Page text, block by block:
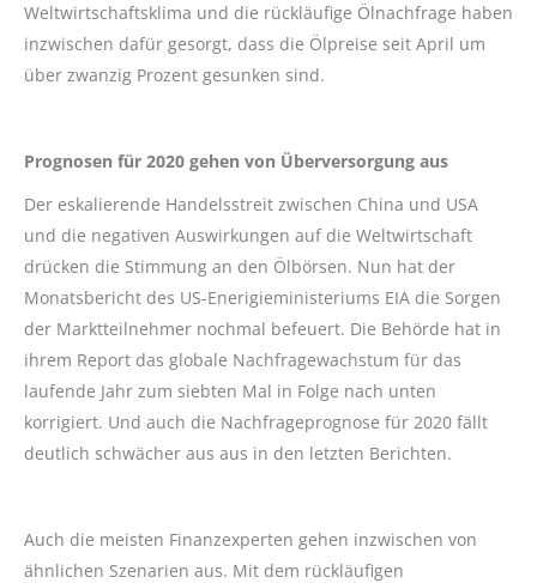
Weltwirtschaftsklima und die rückläufige Ölnachfrage haben
inzwischen dafür gesorgt, dass die Ölpreise seit April um
über zwanzig Prozent gesunken sind.
Prognosen für 2020 gehen von Überversorgung aus
Der eskalierende Handelsstreit zwischen China und USA
und die negativen Auswirkungen auf die Weltwirtschaft
drücken die Stimmung an den Ölbörsen. Nun hat der
Monatsbericht des US-Enerigieministeriums EIA die Sorgen
der Marktteilnehmer nochmal befeuert. Die Behörde hat in
ihrem Report das globale Nachfragewachstum für das
laufende Jahr zum siebten Mal in Folge nach unten
korrigiert. Und auch die Nachfrageprognose für 2020 fällt
deutlich schwächer aus aus in den letzten Berichten.
Auch die meisten Finanzexperten gehen inzwischen von
ähnlichen Szenarien aus. Mit dem rückläufigen